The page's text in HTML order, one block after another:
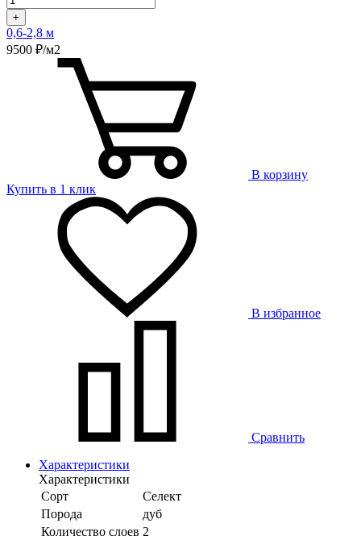
+
0,6-2,8 м
9500 ₽/м2
В корзину
Купить в 1 клик
В избранное
Сравнить
Характеристики
Характеристики
Сорт
Селект
Порода
дуб
Количество слоев 2